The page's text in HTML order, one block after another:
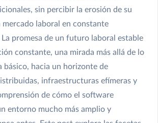
sin percibir la erosión de su
mercado laboral en constante
promesa de un futuro laboral estable
constante, una mirada más allá de lo
básico, hacia un horizonte de
infraestructuras efímeras y
de cómo el software
entorno mucho más amplio y